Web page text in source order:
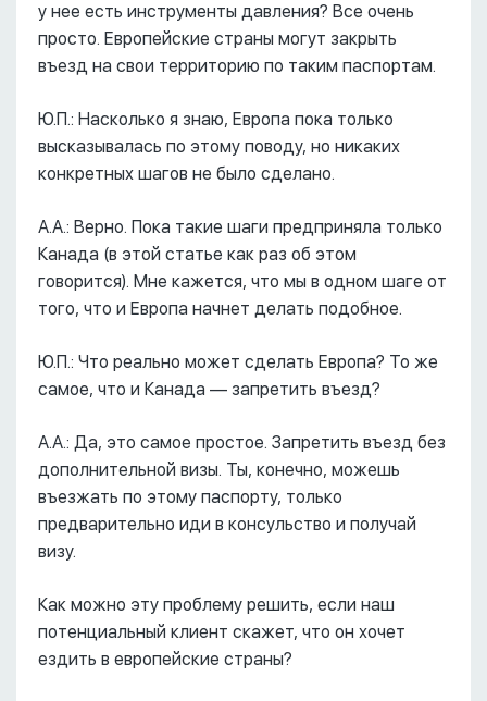
у нее есть инструменты давления? Все очень
просто. Европейские страны могут закрыть
въезд на свои территорию по таким паспортам.
Ю.П.: Насколько я знаю, Европа пока только
высказывалась по этому поводу, но никаких
конкретных шагов не было сделано.
А.А.: Верно. Пока такие шаги предприняла только
Канада (в этой статье как раз об этом
говорится). Мне кажется, что мы в одном шаге от
того, что и Европа начнет делать подобное.
Ю.П.: Что реально может сделать Европа? То же
самое, что и Канада –– запретить въезд?
А.А.: Да, это самое простое. Запретить въезд без
дополнительной визы. Ты, конечно, можешь
въезжать по этому паспорту, только
предварительно иди в консульство и получай
визу.
Как можно эту проблему решить, если наш
потенциальный клиент скажет, что он хочет
ездить в европейские страны?